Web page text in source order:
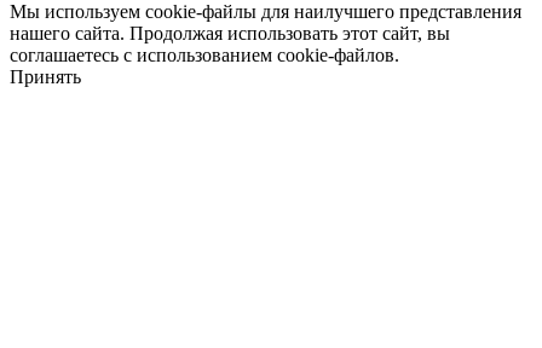
Мы используем cookie-файлы для наилучшего представления
нашего сайта. Продолжая использовать этот сайт, вы
соглашаетесь с использованием cookie-файлов.
Принять